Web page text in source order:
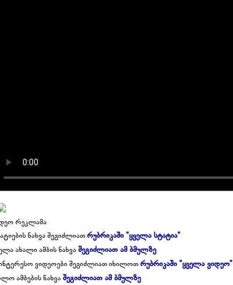
რეკლამა
ნახვა შეგიძლიათრუბრიკაში "ყველა სტატია"
ახალი ამბის ნახვაშეგიძლიათ ამ ბმულზე
ვიდეოები შეგიძლიათ იხილოთრუბრიკაში "ყველა ვიდეო"
ამბების ნახვაშეგიძლიათ ამ ბმულზე